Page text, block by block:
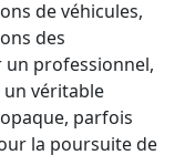
de véhicules,
des
professionnel,
véritable
parfois
la poursuite de